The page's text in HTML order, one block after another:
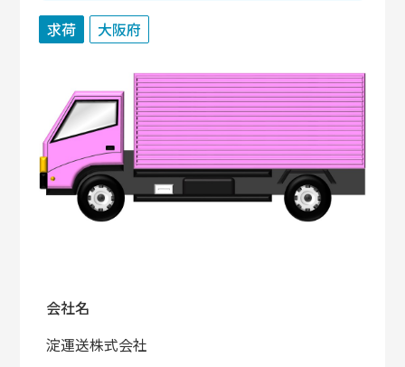
求荷 大阪府
会社名
淀運送株式会社